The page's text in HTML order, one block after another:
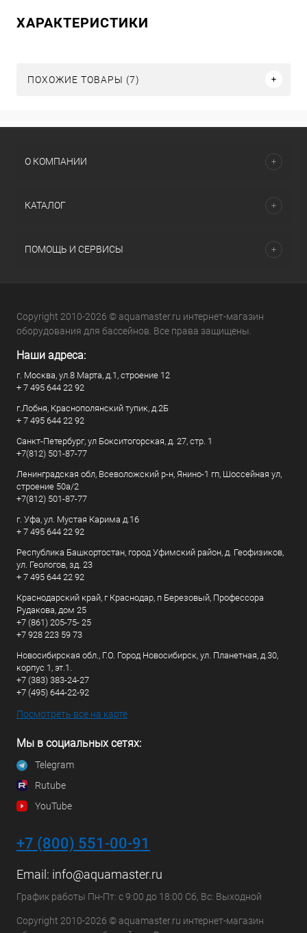
ХАРАКТЕРИСТИКИ
ПОХОЖИЕ ТОВАРЫ (7)
О КОМПАНИИ
КАТАЛОГ
ПОМОЩЬ И СЕРВИСЫ
Copyright 2010-2026 © aquamaster.ru интернет-магазин
оборудования для бассейнов. Все права защищены.
Наши адреса:
г. Москва, ул.8 Марта, д.1, строение 12
+ 7 495 644 22 92
г.Лобня, Краснополянский тупик, д.2Б
+ 7 495 644 22 92
Санкт-Петербург, ул Бокситогорская, д. 27, стр. 1
+7(812) 501-87-77
Ленинградская обл, Всеволожский р-н, Янино-1 гп, Шоссейная ул,
строение 50а/2
+7(812) 501-87-77
г. Уфа, ул. Мустая Карима д.16
+ 7 495 644 22 92
Республика Башкортостан, город Уфимский район, д. Геофизиков,
ул. Геологов, зд. 23
+ 7 495 644 22 92
Краснодарский край, г Краснодар, п Березовый, Профессора
Рудакова, дом 25
+7 (861) 205-75- 25
+7 928 223 59 73
Новосибирская обл., Г.О. Город Новосибирск, ул. Планетная, д.30,
корпус 1, эт.1.
+7 (383) 383-24-27
+7 (495) 644-22-92
Посмотреть все на карте
Мы в социальных сетях:
Telegram
Rutube
YouTube
+7 (800) 551-00-91
Email: info@aquamaster.ru
График работы Пн-Пт: с 9:00 до 18:00 Сб, Вс: Выходной
Copyright 2010-2026 © aquamaster.ru интернет-магазин